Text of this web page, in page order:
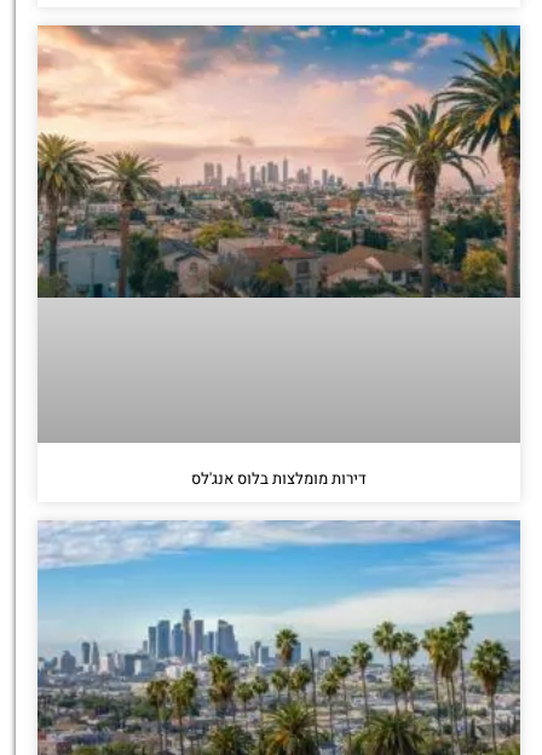
דירות מומלצות בלוס אנג'לס